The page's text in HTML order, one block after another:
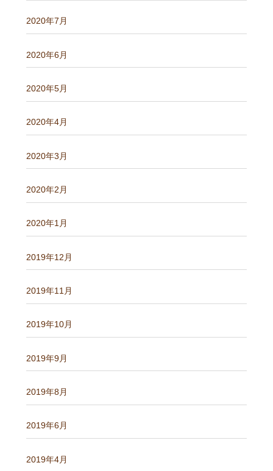
2020年7月
2020年6月
2020年5月
2020年4月
2020年3月
2020年2月
2020年1月
2019年12月
2019年11月
2019年10月
2019年9月
2019年8月
2019年6月
2019年4月